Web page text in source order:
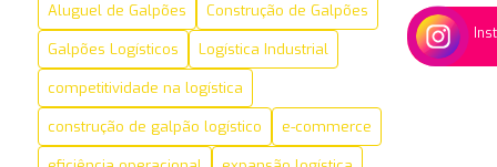
O Impacto do Last Mile no Sucesso do E-commerce no
Brasil
5 sinais de que sua empresa precisa de um novo galpão
logístico
Aluguel de Galpões Construção de Galpões
Galpões Logísticos Logística Industrial
competitividade na logística
construção de galpão logístico e-commerce